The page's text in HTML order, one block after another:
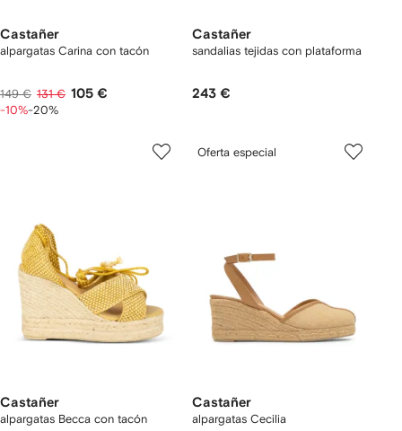
Castañer
alpargatas Carina con tacón
149 € 131 € 105 €
-10%-20%
Castañer
sandalias tejidas con plataforma
243 €
Castañer
alpargatas Becca con tacón
Oferta especial
Castañer
alpargatas Cecilia